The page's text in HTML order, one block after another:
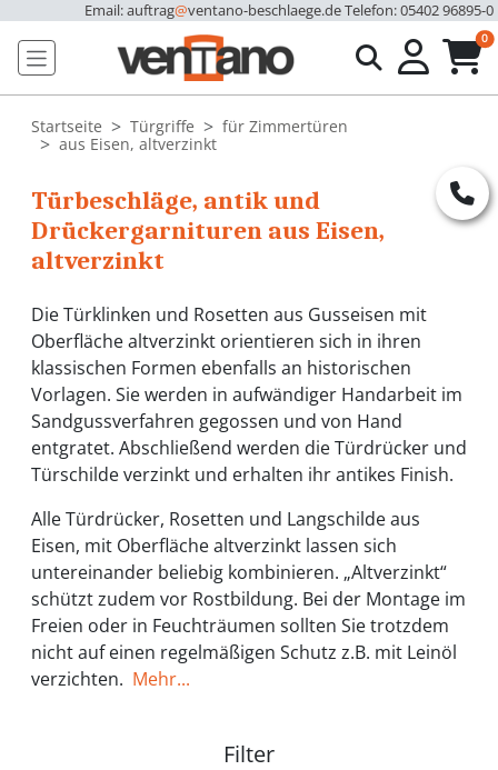
Email: auftrag@ventano-beschlaege.deTelefon: 05402 96895-0
0
Startseite Türgriffe
für Zimmertüren
aus Eisen, altverzinkt
Türbeschläge, antik und
Drückergarnituren aus Eisen,
altverzinkt
Die Türklinken und Rosetten aus Gusseisen mit
Oberfläche altverzinkt orientieren sich in ihren
klassischen Formen ebenfalls an historischen
Vorlagen. Sie werden in aufwändiger Handarbeit im
Sandgussverfahren gegossen und von Hand
entgratet. Abschließend werden die Türdrücker und
Türschilde verzinkt und erhalten ihr antikes Finish.
Alle Türdrücker, Rosetten und Langschilde aus
Eisen, mit Oberfläche altverzinkt lassen sich
untereinander beliebig kombinieren. „Altverzinkt“
schützt zudem vor Rostbildung. Bei der Montage im
Freien oder in Feuchträumen sollten Sie trotzdem
nicht auf einen regelmäßigen Schutz z.B. mit Leinöl
verzichten. Mehr...
Filter